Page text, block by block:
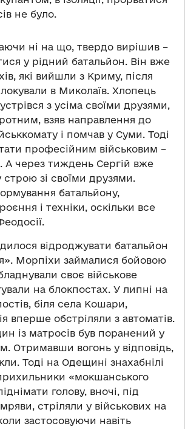
не було.
ні на що, твердо вирішив –
у рідний батальйон. Він вже
які вийшли з Криму, після
в Миколаїв. Хлопець
з усіма своїми друзями,
ротним, взяв направлення до
і помчав у Суми. Тоді
професійним військовим –
А через тиждень Сергій вже
зі своїми друзями.
батальйону,
і техніки, оскільки все
відроджувати батальйон
Морпіхи займалися бойовою
своє військове
на блокпостах. У липні на
біля села Кошари,
вперше обстріляли з автоматів.
із матросів був поранений у
Отримавши вогонь у відповідь,
Тоді на Одещині знахабнілі
«мокшанського
голову, вночі, під
стріляли у військових на
застосовуючи навіть